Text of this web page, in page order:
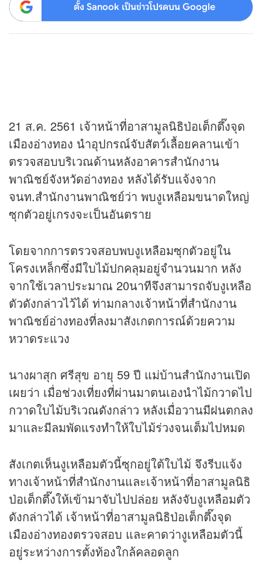
ตั้ง Sanook เป็นข่าวโปรดบน Google
21 ส.ค. 2561 เจ้าหน้าที่อาสามูลนิธิป่อเต็กตึ๊งจุด
เมืองอ่างทอง นำอุปกรณ์จับสัตว์เลื้อยคลานเข้า
ตรวจสอบบริเวณด้านหลังอาคารสำนักงาน
พาณิชย์จังหวัดอ่างทอง หลังได้รับแจ้งจาก
จนท.สำนักงานพาณิชย์ว่า พบงูเหลือมขนาดใหญ่
ซุกตัวอยู่เกรงจะเป็นอันตราย
โดยจากการตรวจสอบพบงูเหลือมซุกตัวอยู่ใน
โครงเหล็กซึ่งมีใบไม้ปกคลุมอยู่จำนวนมาก หลัง
จากใช้เวลาประมาณ 20นาทีจึงสามารถจับงูเหลือ
ตัวดังกล่าวไว้ได้ ท่ามกลางเจ้าหน้าที่สำนักงาน
พาณิชย์อ่างทองที่ลงมาสังเกตการณ์ด้วยความ
หวาดระแวง
นางผาสุก ศรีสุข อายุ 59 ปี แม่บ้านสำนักงานเปิด
เผยว่า เมื่อช่วงเที่ยงที่ผ่านมาตนเองนำไม้กวาดไป
กวาดใบไม้บริเวณดังกล่าว หลังเมื่อวานมีฝนตกลง
มาและมีลมพัดแรงทำให้ใบไม้ร่วงจนเต็มไปหมด
สังเกตเห็นงูเหลือมตัวนี้ซุกอยู่ใต้ใบไม้ จึงรีบแจ้ง
ทางเจ้าหน้าที่สำนักงานและเจ้าหน้าที่อาสามูลนิธิ
ป่อเต็กตึ๊งให้เข้ามาจับไปปล่อย หลังจับงูเหลือมตัว
ดังกล่าวได้ เจ้าหน้าที่อาสามูลนิธิป่อเต็กตึ๊งจุด
เมืองอ่างทองตรวจสอบ และคาดว่างูเหลือมตัวนี้
อยู่ระหว่างการตั้งท้องใกล้คลอดลูก